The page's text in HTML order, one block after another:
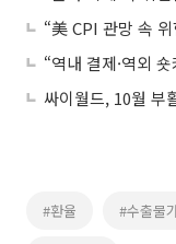
“역내 결제·역외
#환율 #수출물